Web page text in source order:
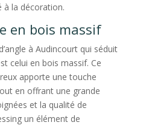
à la décoration.
en bois massif
à Audincourt qui séduit
celui en bois massif. Ce
apporte une touche
en offrant une grande
et la qualité de
un élément de